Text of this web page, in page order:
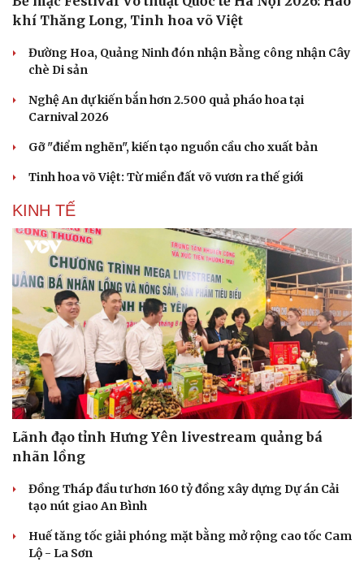
Vì cộng đồng
Chuyển đổi số
khí Thăng Long, Tinh hoa võ Việt
Đường Hoa, Quảng Ninh đón nhận Bằng công nhận Cây
chè Di sản
Nghệ An dự kiến bắn hơn 2.500 quả pháo hoa tại
Carnival 2026
Gỡ "điểm nghẽn", kiến tạo nguồn cầu cho xuất bản
Tinh hoa võ Việt: Từ miền đất võ vươn ra thế giới
KINH TẾ
Lãnh đạo tỉnh Hưng Yên livestream quảng bá
nhãn lồng
Đồng Tháp đầu tư hơn 160 tỷ đồng xây dựng Dự án Cải
tạo nút giao An Bình
Huế tăng tốc giải phóng mặt bằng mở rộng cao tốc Cam
Lộ - La Sơn